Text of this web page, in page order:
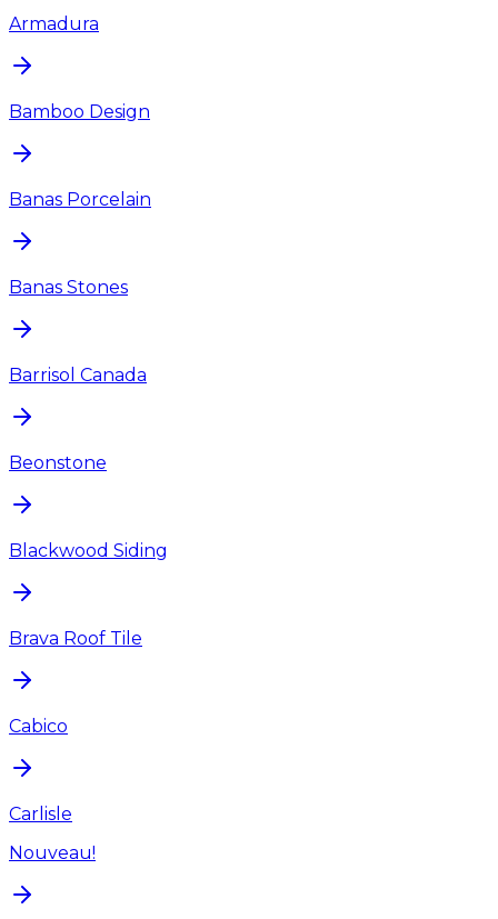
Armadura
Bamboo Design
Banas Porcelain
Banas Stones
Barrisol Canada
Beonstone
Blackwood Siding
Brava Roof Tile
Cabico
Carlisle
Nouveau!